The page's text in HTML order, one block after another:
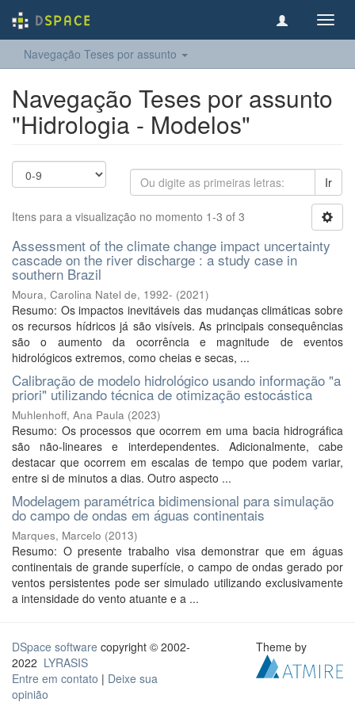
Navegação Teses por assunto
Navegação Teses por assunto
"Hidrologia - Modelos"
Ir
Itens para a visualização no momento 1-3 of 3
Assessment of the climate change impact uncertainty
cascade on the river discharge : a study case in
southern Brazil
Moura, Carolina Natel de, 1992- (2021)
Resumo: Os impactos inevitáveis das mudanças climáticas sobre
os recursos hídricos já são visíveis. As principais consequências
são o aumento da ocorrência e magnitude de eventos
hidrológicos extremos, como cheias e secas, ...
Calibração de modelo hidrológico usando informação "a
priori" utilizando técnica de otimização estocástica
Muhlenhoff, Ana Paula (2023)
Resumo: Os processos que ocorrem em uma bacia hidrográfica
são não-lineares e interdependentes. Adicionalmente, cabe
destacar que ocorrem em escalas de tempo que podem variar,
entre si de minutos a dias. Outro aspecto ...
Modelagem paramétrica bidimensional para simulação
do campo de ondas em águas continentais
Marques, Marcelo (2013)
Resumo: O presente trabalho visa demonstrar que em águas
continentais de grande superfície, o campo de ondas gerado por
ventos persistentes pode ser simulado utilizando exclusivamente
a intensidade do vento atuante e a ...
DSpace software copyright © 2002-
2022 LYRASIS
Entre em contato | Deixe sua
opinião
Theme by